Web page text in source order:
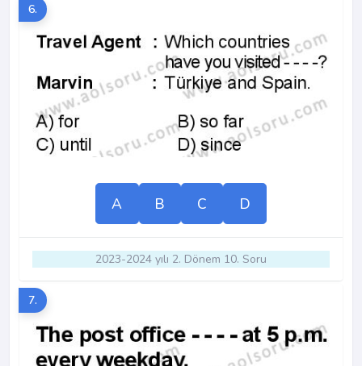
6.
A B C D
2023-2024 yılı 2. Dönem 10. Soru
7.